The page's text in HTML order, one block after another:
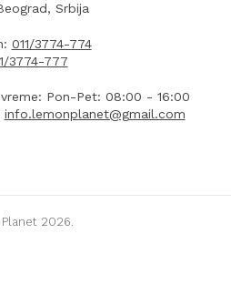
Srbija
011/3774-774
3774-777
Pon-Pet: 08:00 - 16:00
info.lemonplanet@gmail.com
2026.